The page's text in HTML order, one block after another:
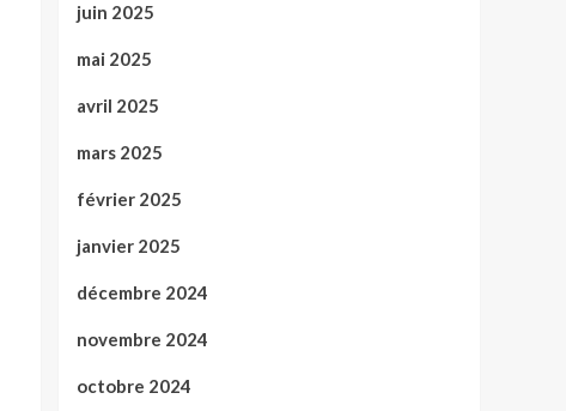
juin 2025
mai 2025
avril 2025
mars 2025
février 2025
janvier 2025
décembre 2024
novembre 2024
octobre 2024